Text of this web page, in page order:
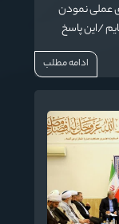
راستای عملی نمودن
/این پاسخ
نظام مقدس
ادامه مطلب